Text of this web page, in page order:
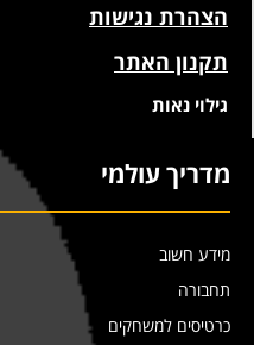
הצהרת נגישות
תקנון האתר
גילוי נאות
מדריך עולמי
מידע חשוב
תחבורה
כרטיסים למשחקים